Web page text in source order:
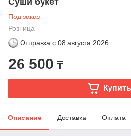
Под заказ
Розница
Отправка с 08 августа 2026
26 500 ₸
Купить
Описание Доставка Оплата